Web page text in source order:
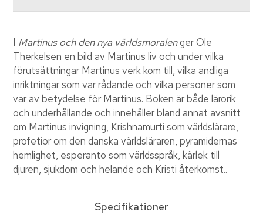
I Martinus och den nya världsmoralenger Ole
Therkelsen en bild av Martinus liv och under vilka
förutsättningar Martinus verk kom till, vilka andliga
inriktningar som var rådande och vilka personer som
var av betydelse för Martinus. Boken är både lärorik
och underhållande och innehåller bland annat avsnitt
om Martinus invigning, Krishnamurti som världslärare,
profetior om den danska världsläraren, pyramidernas
hemlighet, esperanto som världsspråk, kärlek till
djuren, sjukdom och helande och Kristi återkomst..
Specifikationer